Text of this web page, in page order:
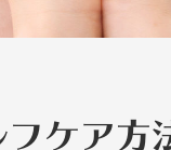
ケア方